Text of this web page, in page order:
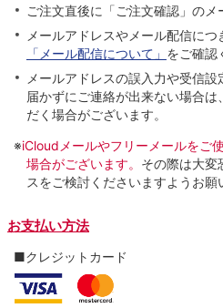
ご注文直後に「ご注文確認」のメ
メールアドレスやメール配信に
「メール配信について」 をご確認
メールアドレスの誤入力や受信
届かずにご連絡が出来ない場合
だく場合がございます。
※iCloudメールやフリーメールをご
場合がございます。 その際は大変
スをご検討くださいますようお願
お支払い方法
■クレジットカード